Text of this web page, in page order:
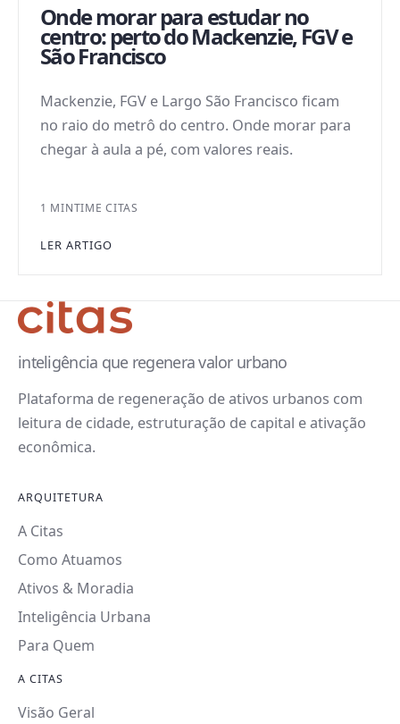
Onde morar para estudar no
centro: perto do Mackenzie, FGV e
São Francisco
Mackenzie, FGV e Largo São Francisco ficam
no raio do metrô do centro. Onde morar para
chegar à aula a pé, com valores reais.
1 MINTIME CITAS
LER ARTIGO
inteligência que regenera valor urbano
Plataforma de regeneração de ativos urbanos com
leitura de cidade, estruturação de capital e ativação
econômica.
ARQUITETURA
A Citas
Como Atuamos
Ativos & Moradia
Inteligência Urbana
Para Quem
A CITAS
Visão Geral